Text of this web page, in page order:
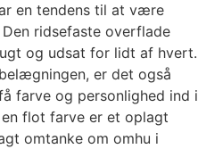
en tendens til at være
ridsefaste overflade
og udsat for lidt af hvert.
er det også
farve og personlighed ind i
flot farve er et oplagt
omtanke om omhu i